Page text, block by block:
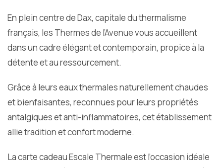
En plein centre de Dax, capitale du thermalisme
français, les Thermes de l’Avenue vous accueillent
dans un cadre élégant et contemporain, propice à la
détente et au ressourcement.
Grâce à leurs eaux thermales naturellement chaudes
et bienfaisantes, reconnues pour leurs propriétés
antalgiques et anti-inflammatoires, cet établissement
allie tradition et confort moderne.
La carte cadeau Escale Thermale est l’occasion idéale